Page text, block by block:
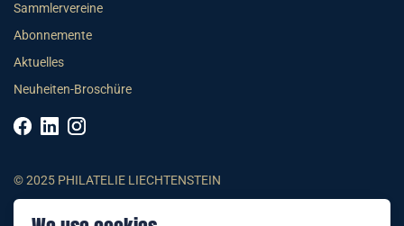
Sammlervereine
Abonnemente
Aktuelles
Neuheiten-Broschüre
© 2025 PHILATELIE LIECHTENSTEIN
AGB